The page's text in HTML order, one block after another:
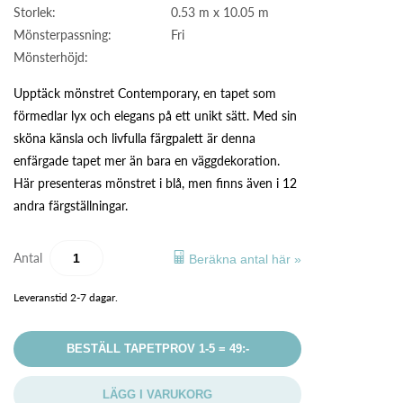
Storlek:
0.53 m x 10.05 m
Mönsterpassning:
Fri
Mönsterhöjd:
Upptäck mönstret Contemporary, en tapet som
förmedlar lyx och elegans på ett unikt sätt. Med sin
sköna känsla och livfulla färgpalett är denna
enfärgade tapet mer än bara en väggdekoration.
Här presenteras mönstret i blå, men finns även i 12
andra färgställningar.
Antal Beräkna antal här »
Leveranstid 2-7 dagar.
BESTÄLL TAPETPROV 1-5 = 49:-
LÄGG I VARUKORG